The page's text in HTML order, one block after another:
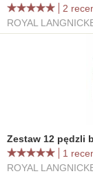
2
ROYAL
Zestaw 12 pędzli
1
ROYAL